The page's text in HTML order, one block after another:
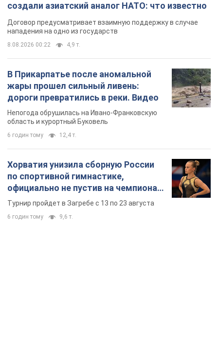
создали азиатский аналог НАТО: что известно
Договор предусматривает взаимную поддержку в случае
нападения на одно из государств
8.08.2026 00:22 4,9 т.
В Прикарпатье после аномальной
жары прошел сильный ливень:
дороги превратились в реки. Видео
Непогода обрушилась на Ивано-Франковскую
область и курортный Буковель
6 годин тому 12,4 т.
Хорватия унизила сборную России
по спортивной гимнастике,
официально не пустив на чемпионат
Европы основных спортсменов
Турнир пройдет в Загребе с 13 по 23 августа
6 годин тому 9,6 т.